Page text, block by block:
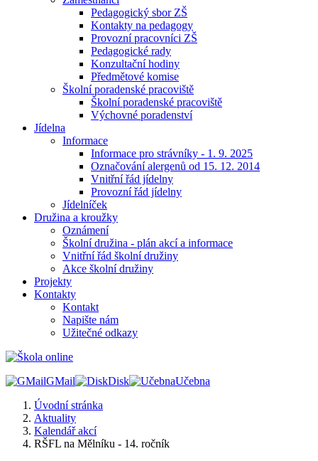
Pedagogický sbor ZŠ
Kontakty na pedagogy
Provozní pracovníci ZŠ
Pedagogické rady
Konzultační hodiny
Předmětové komise
Školní poradenské pracoviště
Školní poradenské pracoviště
Výchovné poradenství
Jídelna
Informace
Informace pro strávníky - 1. 9. 2025
Označování alergenů od 15. 12. 2014
Vnitřní řád jídelny
Provozní řád jídelny
Jídelníček
Družina a kroužky
Oznámení
Školní družina - plán akcí a informace
Vnitřní řád školní družiny
Akce školní družiny
Projekty
Kontakty
Kontakt
Napište nám
Užitečné odkazy
GMail Disk
Učebna
Úvodní stránka
Aktuality
Kalendář akcí
RŠFL na Mělníku - 14. ročník